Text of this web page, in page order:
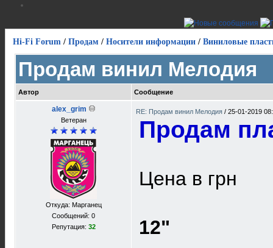
Hi-Fi Forum / Продам / Носители информации / Виниловые
Продам винил Мелодия
Автор Сообщение
alex_grim
Ветеран
Откуда: Марганец
Сообщений: 0
Репутация: 32
RE: Продам винил Мелодия / 25-01-2019
Продам
Цена в грн
12"